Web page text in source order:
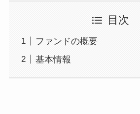
目次
ファンドの概要
基本情報